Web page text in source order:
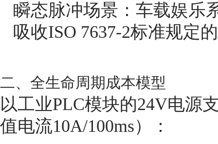
瞬态脉冲场景：车载娱乐
吸收ISO 7637-2标准规定
二、全生命周期成本模型
以工业PLC模块的24V电源
值电流10A/100ms）：